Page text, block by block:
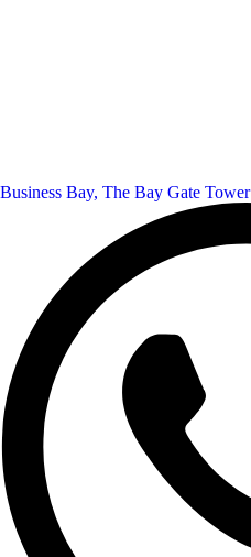
Business Bay, The Bay Gate Tower